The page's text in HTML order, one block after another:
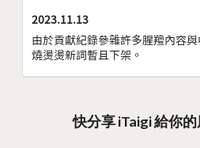
2023.11.13
由於貢獻紀錄參雜許多腥羶內容
燒燙燙新詞暫且下架。
快分享 iTaigi 給你的